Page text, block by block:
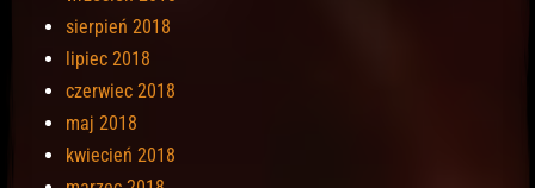
sierpień 2018
lipiec 2018
czerwiec 2018
maj 2018
kwiecień 2018